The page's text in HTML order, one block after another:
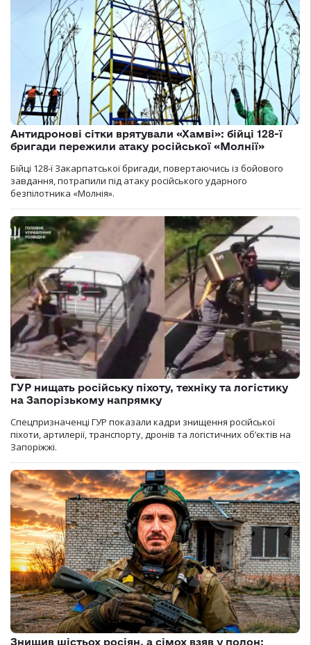
Антидронові сітки врятували «Хамві»: бійці 128-ї
бригади пережили атаку російської «Молнії»
Бійці 128-ї Закарпатської бригади, повертаючись із бойового
завдання, потрапили під атаку російського ударного
безпілотника «Молнія».
ГУР нищать російську піхоту, техніку та логістику
на Запорізькому напрямку
Спецпризначенці ГУР показали кадри знищення російської
піхоти, артилерії, транспорту, дронів та логістичних об’єктів на
Запоріжжі.
Знищив шістьох росіян, а сімох взяв у полон: